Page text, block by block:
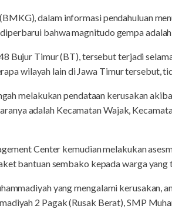
dalam informasi pendahuluan
bahwa magnitudo gempa
Bujur Timur (BT), tersebut terjadi
wilayah lain di Jawa Timur tersebut,
melakukan pendataan kerusakan
adalah Kecamatan Wajak,
Center kemudian melakukan
bantuan sembako kepada warga yang
yang mengalami kerusakan,
2 Pagak (Rusak Berat), SMP